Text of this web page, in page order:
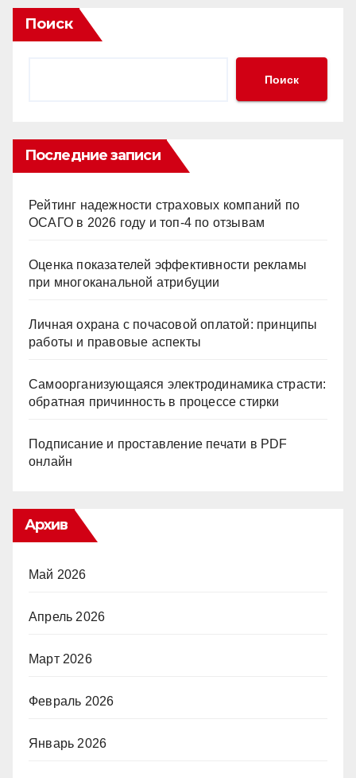
s
A
ть
Поиск
Поиск
Последние записи
Рейтинг надежности страховых компаний по
ОСАГО в 2026 году и топ-4 по отзывам
Оценка показателей эффективности рекламы
при многоканальной атрибуции
Личная охрана с почасовой оплатой: принципы
работы и правовые аспекты
Самоорганизующаяся электродинамика страсти:
обратная причинность в процессе стирки
Подписание и проставление печати в PDF
онлайн
Архив
Май 2026
Апрель 2026
Март 2026
Февраль 2026
Январь 2026